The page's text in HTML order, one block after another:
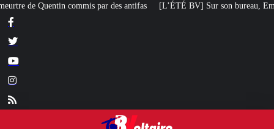
[L’ÉTÉ BV] Sur son bureau, Emmanuel Macron a posé le livre d’un